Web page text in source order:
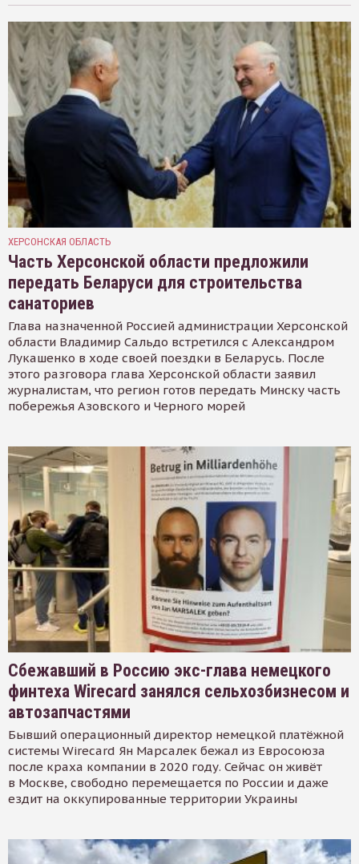
ХЕРСОНСКАЯ ОБЛАСТЬ
Часть Херсонской области предложили
передать Беларуси для строительства
санаториев
Глава назначенной Россией администрации Херсонской
области Владимир Сальдо встретился с Александром
Лукашенко в ходе своей поездки в Беларусь. После
этого разговора глава Херсонской области заявил
журналистам, что регион готов передать Минску часть
побережья Азовского и Черного морей
Сбежавший в Россию экс-глава немецкого
финтеха Wirecard занялся сельхозбизнесом и
автозапчастями
Бывший операционный директор немецкой платёжной
системы Wirecard Ян Марсалек бежал из Евросоюза
после краха компании в 2020 году. Сейчас он живёт
в Москве, свободно перемещается по России и даже
ездит на оккупированные территории Украины